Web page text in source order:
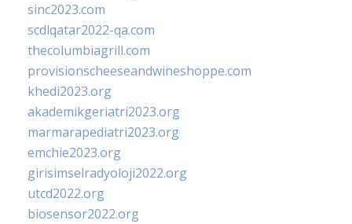
sinc2023.com
scdlqatar2022-qa.com
thecolumbiagrill.com
provisionscheeseandwineshoppe.com
khedi2023.org
akademikgeriatri2023.org
marmarapediatri2023.org
emchie2023.org
girisimselradyoloji2022.org
utcd2022.org
biosensor2022.org